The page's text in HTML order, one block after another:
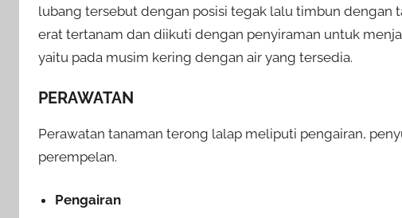
lubang tersebut dengan posisi tegak lalu timbun dengan
erat tertanam dan diikuti dengan penyiraman untuk
yaitu pada musim kering dengan air yang tersedia.
PERAWATAN
Perawatan tanaman terong lalap meliputi pengairan,
perempelan.
Pengairan